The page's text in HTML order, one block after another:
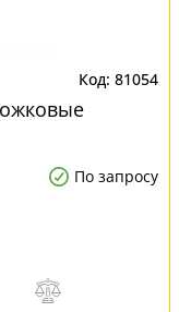
81054
По запросу